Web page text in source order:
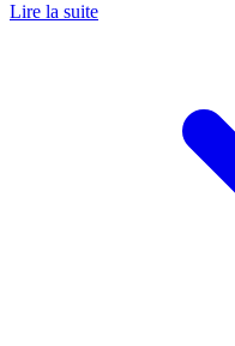
Lire la suite